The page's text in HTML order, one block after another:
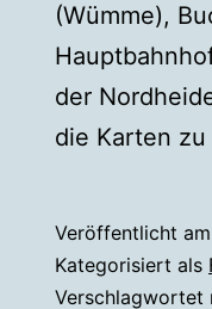
(Wümme),
der
die Karten
Veröffentlicht am
Kategorisiert als
Verschlagwortet